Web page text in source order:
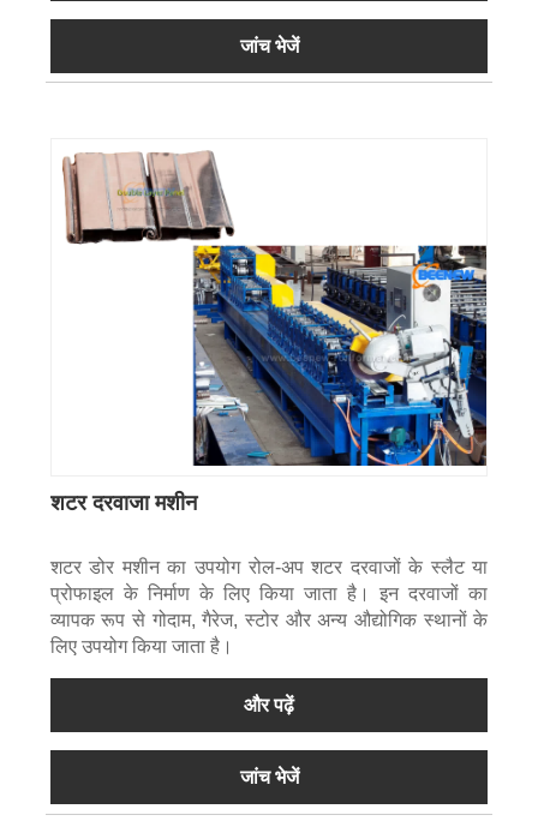
जांच भेजें
शटर दरवाजा मशीन
शटर डोर मशीन का उपयोग रोल-अप शटर दरवाजों के स्लैट या
प्रोफाइल के निर्माण के लिए किया जाता है। इन दरवाजों का
व्यापक रूप से गोदाम, गैरेज, स्टोर और अन्य औद्योगिक स्थानों के
लिए उपयोग किया जाता है।
और पढ़ें
जांच भेजें